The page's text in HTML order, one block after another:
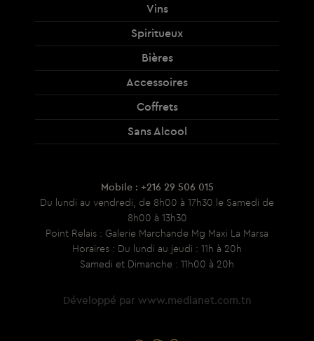
Vins
Spiritueux
Bières
Accessoires
Coffrets
Sans Alcool
Mobile : +216 29 506 015
Du lundi au vendredi, de 8h00 à 17h30 le Samedi de
8h00 à 13h30
Point Relais : Galerie Marchande Mg Maxi La Marsa
Horaires : Du lundi au jeudi : 11h à 20h
Samedi et Dimanche : 11h00 à 20h
Développé par www.medianet.com.tn